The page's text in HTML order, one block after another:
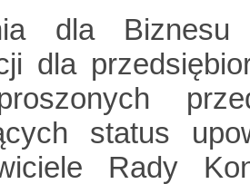
dla
dla
status
Rady